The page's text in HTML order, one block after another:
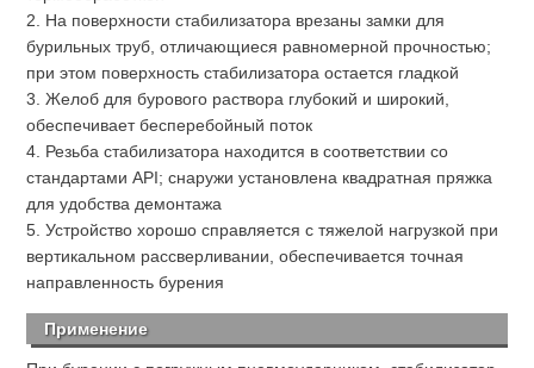
2. На поверхности стабилизатора врезаны замки для
бурильных труб, отличающиеся равномерной прочностью;
при этом поверхность стабилизатора остается гладкой
3. Желоб для бурового раствора глубокий и широкий,
обеспечивает бесперебойный поток
4. Резьба стабилизатора находится в соответствии со
стандартами API; снаружи установлена квадратная пряжка
для удобства демонтажа
5. Устройство хорошо справляется с тяжелой нагрузкой при
вертикальном рассверливании, обеспечивается точная
направленность бурения
Применение